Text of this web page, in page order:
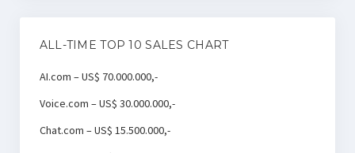
ALL-TIME TOP 10 SALES CHART
AI.com – US$ 70.000.000,-
Voice.com – US$ 30.000.000,-
Chat.com – US$ 15.500.000,-